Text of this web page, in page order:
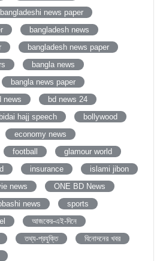
bangladeshi news paper
bangladesh news
bangladesh news paper
bangla news
bangla news paper
news
bd news 24
bidai hajj speech
bollywood
economy news
football
glamour world
insurance
islami jibon
news
ONE BD News
news
sports
আজকের-এই-দিনে
তথ্য-প্রযুক্তি
বিনোদনের খবর